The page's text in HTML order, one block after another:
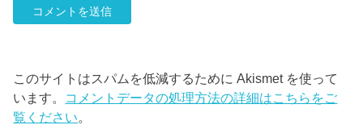
このサイトはスパムを低減するために Akismet を使って
います。 コメントデータの処理方法の詳細はこちらをご
覧ください。